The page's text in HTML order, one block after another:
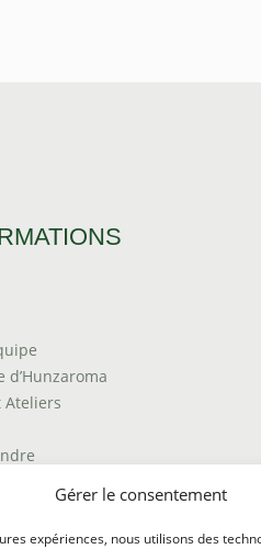
Gérer le consentement
expériences, nous utilisons des
d’Hunzaroma
Ateliers
de frais d'envoi
conditions